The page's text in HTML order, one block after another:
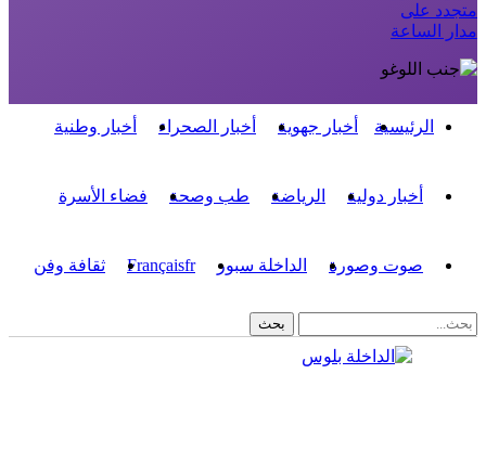
متجدد على
مدار الساعة
الرئيسية أخبار جهوية أخبار الصحراء أخبار وطنية
أخبار دولية الرياضة طب وصحة فضاء الأسرة
صوت وصورة الداخلة سبور Françaisfr ثقافة وفن